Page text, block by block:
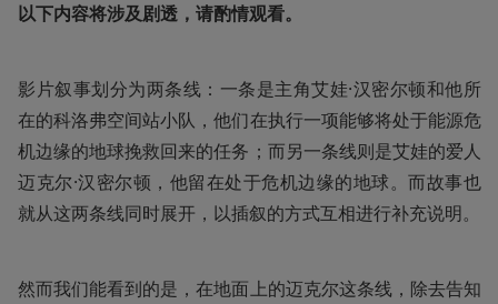
以下内容将涉及剧透，请酌情观看。
影片叙事划分为两条线：一条是主角艾娃·汉密尔顿和他所
在的科洛弗空间站小队，他们在执行一项能够将处于能源危
机边缘的地球挽救回来的任务；而另一条线则是艾娃的爱人
迈克尔·汉密尔顿，他留在处于危机边缘的地球。而故事也
就从这两条线同时展开，以插叙的方式互相进行补充说明。
然而我们能看到的是，在地面上的迈克尔这条线，除去告知